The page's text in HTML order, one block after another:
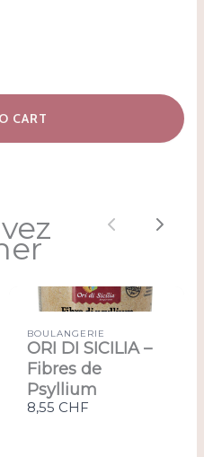
CART
Previous
Next
BOULANGERIE
ORI DI SICILIA –
Fibres de
Psyllium
8,55 CHF